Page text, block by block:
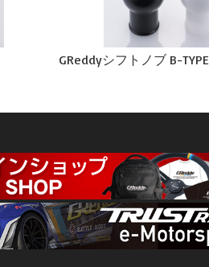
GReddyシフトノブ B-TYPE